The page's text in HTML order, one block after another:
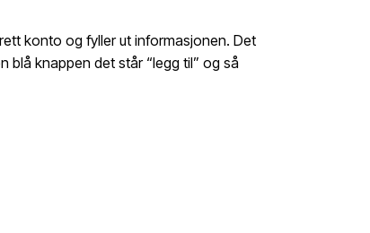
konto og fyller ut informasjonen. Det
knappen det står “legg til” og så